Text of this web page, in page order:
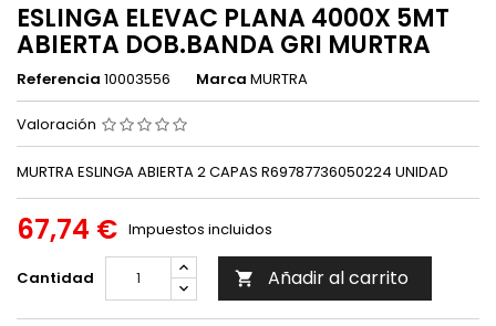
ESLINGA ELEVAC PLANA 4000X 5MT
ABIERTA DOB.BANDA GRI MURTRA
Referencia 10003556 Marca MURTRA
Valoración
MURTRA ESLINGA ABIERTA 2 CAPAS R69787736050224 UNIDAD
67,74 € Impuestos incluidos
Cantidad  Añadir al carrito